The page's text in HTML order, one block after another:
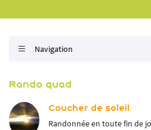
Rafraîchir le captcha
 Navigation
Rando quad
Coucher de soleil
Randonnée en toute fin de